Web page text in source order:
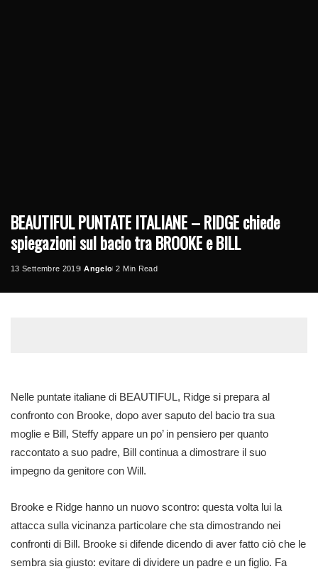
BEAUTIFUL PUNTATE ITALIANE – RIDGE chiede
spiegazioni sul bacio tra BROOKE e BILL
13 Settembre 2019
Posted
Angelo 2 Min Read
Nelle puntate italiane di BEAUTIFUL, Ridge si prepara al
confronto con Brooke, dopo aver saputo del bacio tra sua
moglie e Bill, Steffy appare un po’ in pensiero per quanto
raccontato a suo padre, Bill continua a dimostrare il suo
impegno da genitore con Will.
Brooke e Ridge hanno un nuovo scontro: questa volta lui la
attacca sulla vicinanza particolare che sta dimostrando nei
confronti di Bill. Brooke si difende dicendo di aver fatto ciò che le
sembra sia giusto: evitare di dividere un padre e un figlio. Fa